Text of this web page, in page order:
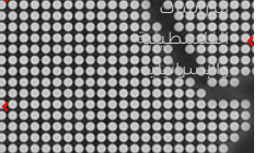
الدراسات
الفلسطينية
والإسرائيلية